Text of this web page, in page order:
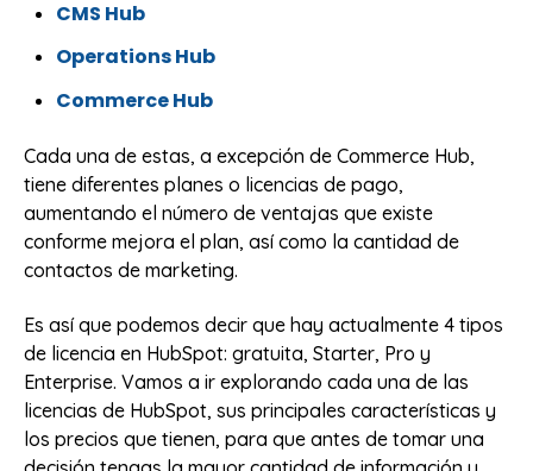
CMS Hub
Operations Hub
Commerce Hub
Cada una de estas, a excepción de Commerce Hub,
tiene diferentes planes o licencias de pago,
aumentando el número de ventajas que existe
conforme mejora el plan, así como la cantidad de
contactos de marketing.
Es así que podemos decir que hay actualmente 4 tipos
de licencia en HubSpot: gratuita, Starter, Pro y
Enterprise. Vamos a ir explorando cada una de las
licencias de HubSpot, sus principales características y
los precios que tienen, para que antes de tomar una